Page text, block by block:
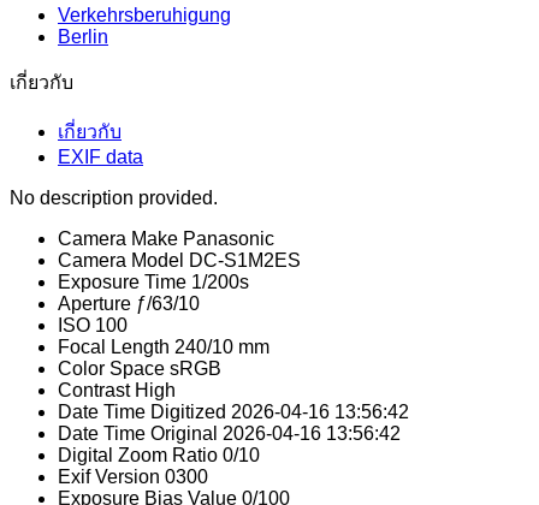
Verkehrsberuhigung
Berlin
เกี่ยวกับ
เกี่ยวกับ
EXIF data
No description provided.
Camera Make Panasonic
Camera Model DC-S1M2ES
Exposure Time 1/200s
Aperture ƒ/63/10
ISO 100
Focal Length 240/10 mm
Color Space sRGB
Contrast High
Date Time Digitized 2026-04-16 13:56:42
Date Time Original 2026-04-16 13:56:42
Digital Zoom Ratio 0/10
Exif Version 0300
Exposure Bias Value 0/100